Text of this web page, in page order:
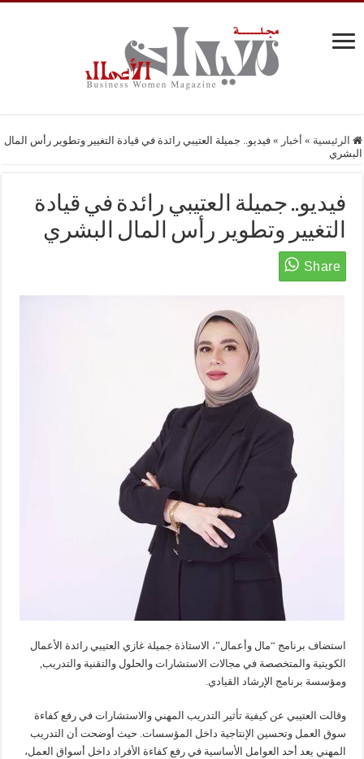
الرئيسية » أخبار » فيديو.. جميلة العتيبي رائدة في قيادة التغيير وتطوير رأس المال
البشري
فيديو.. جميلة العتيبي رائدة في قيادة
التغيير وتطوير رأس المال البشري
استضاف برنامج “مال وأعمال”، الاستاذة جميلة غازي العتيبي رائدة الأعمال
الكويتية والمتخصصة في مجالات الاستشارات والحلول والتقنية والتدريب,
ومؤسسة برنامج الإرشاد القيادي.
وقالت العتيبي عن كيفية تأثير التدريب المهني والاستشارات في رفع كفاءة
سوق العمل وتحسين الإنتاجية داخل المؤسسات. حيث أوضحت أن التدريب
المهني يعد أحد العوامل الأساسية في رفع كفاءة الأفراد داخل أسواق العمل،